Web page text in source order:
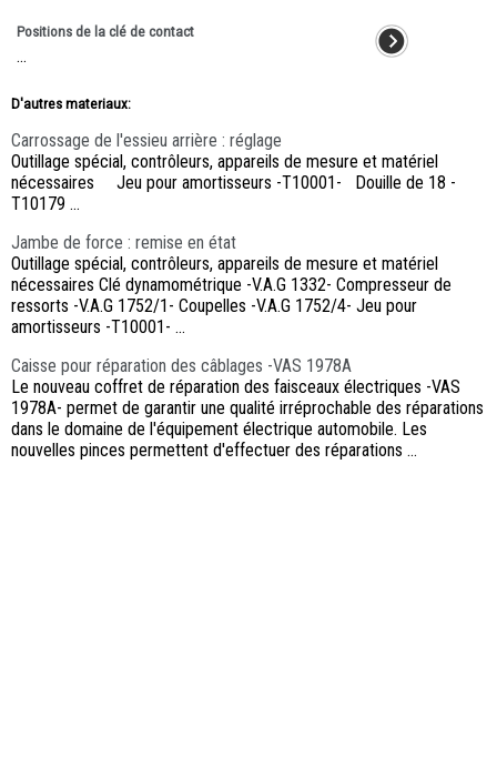
Positions de la clé de contact
...
D'autres materiaux:
Carrossage de l'essieu arrière : réglage
Outillage spécial, contrôleurs, appareils de mesure et matériel
nécessaires Jeu pour amortisseurs -T10001- Douille de 18 -
T10179 ...
Jambe de force : remise en état
Outillage spécial, contrôleurs, appareils de mesure et matériel
nécessaires Clé dynamométrique -V.A.G 1332- Compresseur de
ressorts -V.A.G 1752/1- Coupelles -V.A.G 1752/4- Jeu pour
amortisseurs -T10001- ...
Caisse pour réparation des câblages -VAS 1978A
Le nouveau coffret de réparation des faisceaux électriques -VAS
1978A- permet de garantir une qualité irréprochable des réparations
dans le domaine de l'équipement électrique automobile. Les
nouvelles pinces permettent d'effectuer des réparations ...